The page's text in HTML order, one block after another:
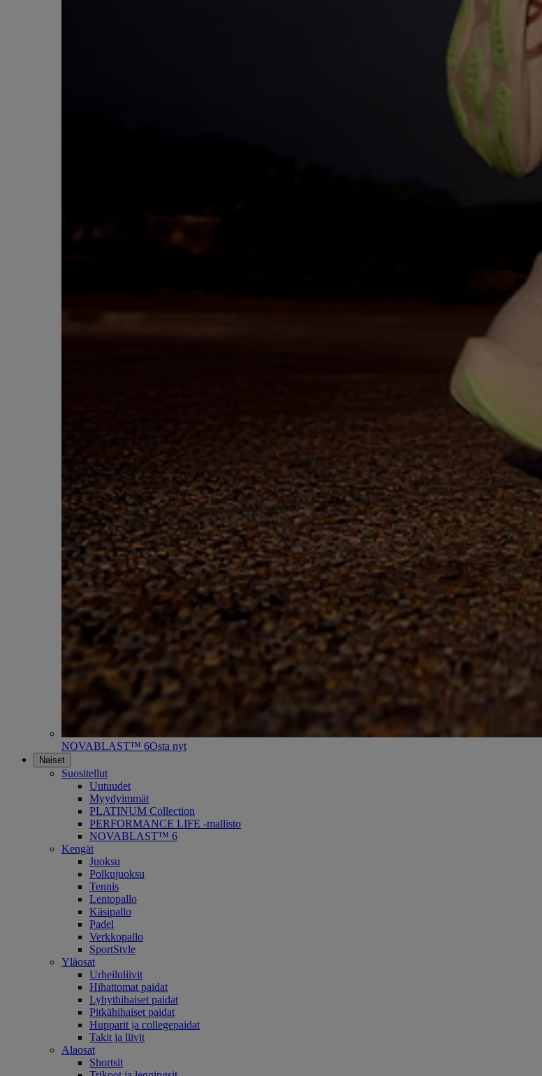
NOVABLAST™ 6Osta nyt
Naiset
Suositellut
Uutuudet
Myydyimmät
PLATINUM Collection
PERFORMANCE LIFE -mallisto
NOVABLAST™ 6
Kengät
Juoksu
Polkujuoksu
Tennis
Lentopallo
Käsipallo
Padel
Verkkopallo
SportStyle
Yläosat
Urheiluliivit
Hihattomat paidat
Lyhythihaiset paidat
Pitkähihaiset paidat
Hupparit ja collegepaidat
Takit ja liivit
Alaosat
Shortsit